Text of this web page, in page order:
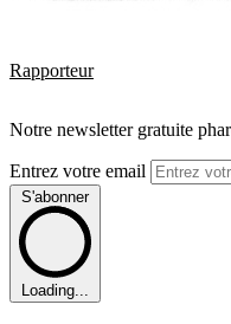
Rapporteur
Notre newsletter gratuite
Entrez votre email
S'abonner
Loading...